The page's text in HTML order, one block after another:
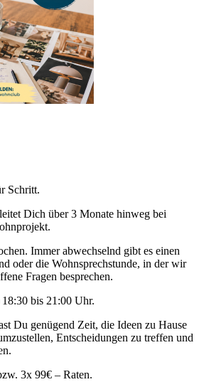
Schritt.
Dich über 3 Monate hinweg bei
Immer abwechselnd gibt es einen
oder die Wohnsprechstunde, in der wir
Fragen besprechen.
bis 21:00 Uhr.
Du genügend Zeit, die Ideen zu Hause
Entscheidungen zu treffen und
3x 99€ – Raten.